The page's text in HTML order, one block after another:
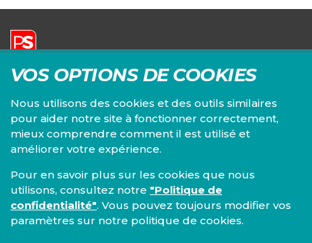
VOS OPTIONS DE COOKIES
Nous utilisons des cookies et des outils similaires
pour aider notre site à fonctionner correctement,
mieux comprendre comment il est utilisé et
améliorer votre expérience.
Pour en savoir plus sur les cookies que nous
utilisons, consultez notre "Politique de
confidentialité". Vous pouvez toujours modifier vos
paramètres sur notre politique de cookies.
Parti Socialiste | Fédération du Brabant wallon
Chaussée de Louvain, 82/3
1300 Wavre
+32 10 24 36 36
brabant-wallon@fed.ps.be